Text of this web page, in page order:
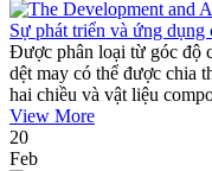
Sự phát triển và ứng dụng
Được phân loại từ góc độ
dệt may có thể được chia
hai chiều và vật liệu
View More
20
Feb